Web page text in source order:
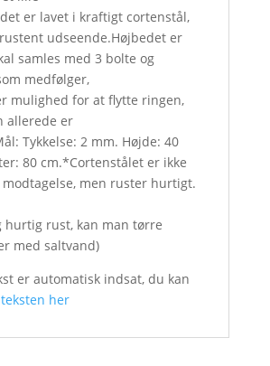
er lavet i kraftigt cortenstål,
udseende.Højbedet er
samles med 3 bolte og
medfølger,
mulighed for at flytte ringen,
allerede er
Tykkelse: 2 mm. Højde: 40
80 cm.*Cortenstålet er ikke
men ruster hurtigt.
rust, kan man tørre
med saltvand)
er automatisk indsat, du kan
her